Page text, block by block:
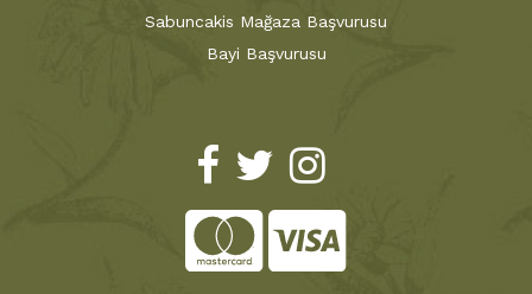
Sabuncakis Mağaza Başvurusu
Bayi Başvurusu